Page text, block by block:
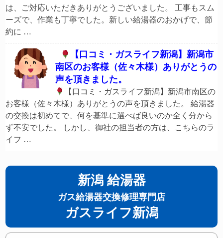
は、ご対応いただきありがとうございました。 工事もスム
ーズで、作業も丁寧でした。新しい給湯器のおかげで、節
約に …
【口コミ・ガスライフ新潟】新潟市
南区のお客様（佐々木様）ありがとうの
声を頂きました。
【口コミ・ガスライフ新潟】新潟市南区の
お客様（佐々木様）ありがとうの声を頂きました。 給湯器
の交換は初めてで、何を基準に選べば良いのか全く分から
ず不安でした。 しかし、御社の担当者の方は、こちらのラ
イフ …
新潟 給湯器
ガス給湯器交換修理専門店
ガスライフ新潟